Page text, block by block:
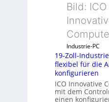
u
s
g
l
i
c
s
e
Bild: ICO
Industrie-PC
19-Zoll-
flexibel für die
konfigurieren
ICO Innovative
mit dem
einen